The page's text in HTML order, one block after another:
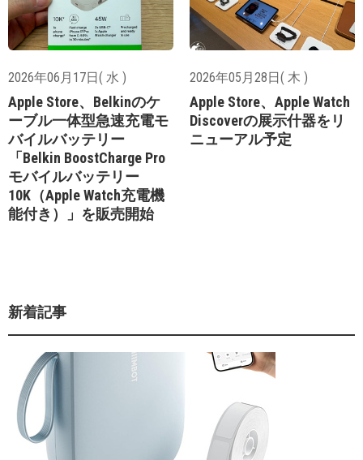
2026年06月17日( 水 )
Apple Store、Belkinのケ
ーブル一体型急速充電モ
バイルバッテリー
「Belkin BoostCharge Pro
モバイルバッテリー
10K（Apple Watch充電機
能付き）」を販売開始
2026年05月28日( 木 )
Apple Store、Apple Watch
Discoverの展示什器をリ
ニューアル予定
新着記事